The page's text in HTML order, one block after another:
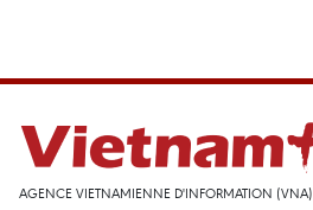
AGENCE VIETNAMIENNE D'INFORMATION (VNA)